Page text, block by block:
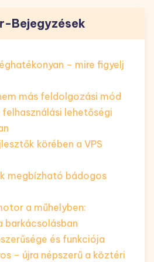
Bejegyzések
– mire figyelj
más feldolgozási mód
lehetőségi
körében a VPS
megbízható bádogos
a műhelyben:
barkácsolásban
és funkciója
– újra népszerű a köztéri